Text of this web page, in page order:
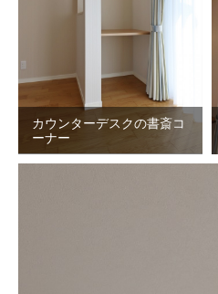
カウンターデスクの書斎コ
ーナー